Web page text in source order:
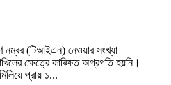
নম্বর (টিআইএন) নেওয়ার সংখ্যা
ক্ষেত্রে কাঙ্ক্ষিত অগ্রগতি হয়নি।
প্রায় ১...